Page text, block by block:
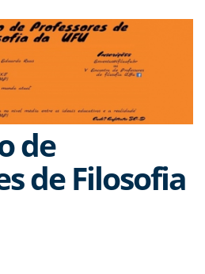
de
de Filosofia